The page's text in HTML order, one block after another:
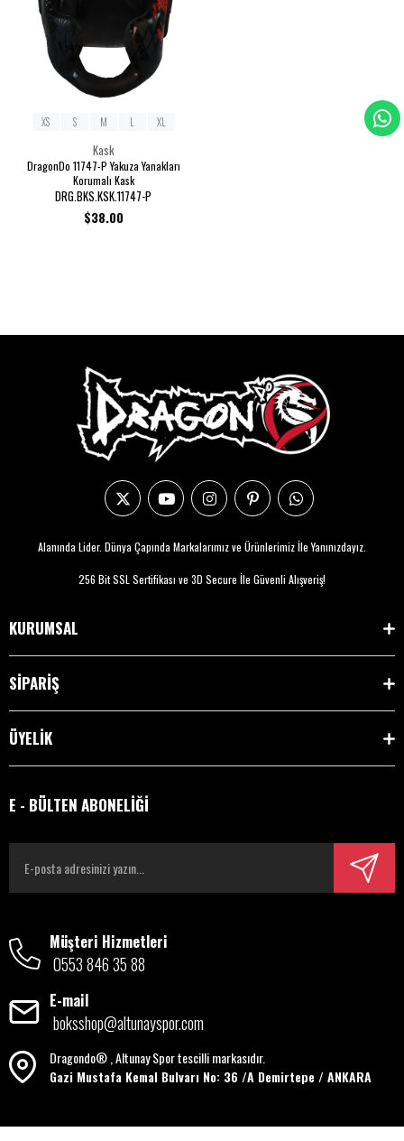
Kask
DragonDo 11747-P Yakuza Yanakları
Korumalı Kask
DRG.BKS.KSK.11747-P
$38.00
XS S M L XL
Alanında Lider. Dünya Çapında Markalarımız ve Ürünlerimiz İle Yanınızdayız.
256 Bit SSL Sertifikası ve 3D Secure İle Güvenli Alışveriş!
KURUMSAL
SİPARİŞ
ÜYELİK
E - BÜLTEN ABONELİĞİ
Müşteri Hizmetleri
0553 846 35 88
E-mail
boksshop@altunayspor.com
Dragondo® , Altunay Spor tescilli markasıdır.
Gazi Mustafa Kemal Bulvarı No: 36 /A Demirtepe / ANKARA